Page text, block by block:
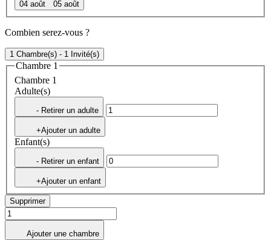
04 août 05 août
Combien serez-vous ?
1 Chambre(s) - 1 Invité(s)
Chambre 1
Chambre 1
Adulte(s)
- Retirer un adulte
+Ajouter un adulte
Enfant(s)
- Retirer un enfant
+Ajouter un enfant
Supprimer
Ajouter une chambre